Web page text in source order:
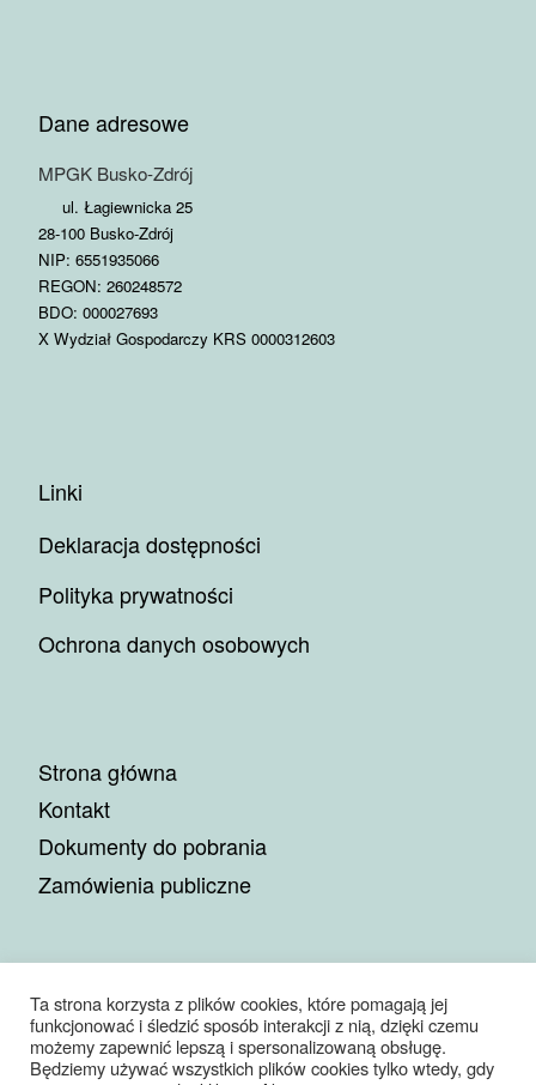
Dane adresowe
MPGK Busko-Zdrój
ul. Łagiewnicka 25
28-100 Busko-Zdrój
NIP: 6551935066
REGON: 260248572
BDO: 000027693
X Wydział Gospodarczy KRS 0000312603
Linki
Deklaracja dostępności
Polityka prywatności
Ochrona danych osobowych
Strona główna
Kontakt
Dokumenty do pobrania
Zamówienia publiczne
© 2026Miejskie Przedsiębiorstwo Gospodarki Komunalnej
Sp. z o.o.– Wszelkie prawa zastrzeżone
Ta strona korzysta z plików cookies, które pomagają jej
funkcjonować i śledzić sposób interakcji z nią, dzięki czemu
możemy zapewnić lepszą i spersonalizowaną obsługę.
Będziemy używać wszystkich plików cookies tylko wtedy, gdy